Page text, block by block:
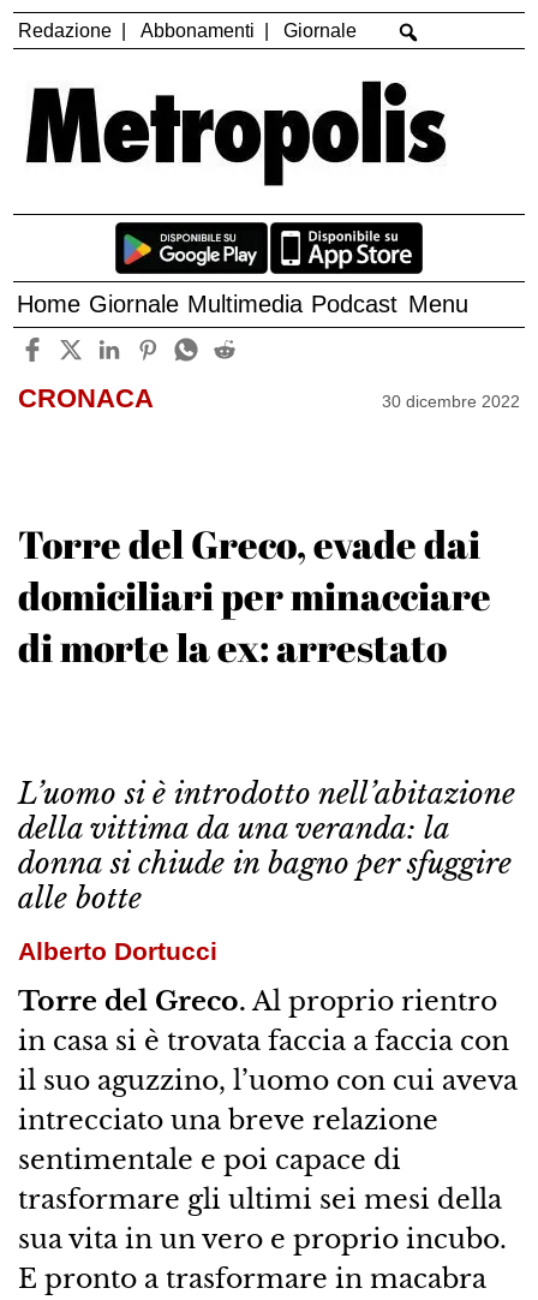
Redazione Abbonamenti Giornale
Home Giornale Multimedia Podcast Menu
CRONACA 30 dicembre 2022
Torre del Greco, evade dai
domiciliari per minacciare
di morte la ex: arrestato
L’uomo si è introdotto nell’abitazione
della vittima da una veranda: la
donna si chiude in bagno per sfuggire
alle botte
Alberto Dortucci
Torre del Greco.Al proprio rientro
in casa si è trovata faccia a faccia con
il suo aguzzino, l’uomo con cui aveva
intrecciato una breve relazione
sentimentale e poi capace di
trasformare gli ultimi sei mesi della
sua vita in un vero e proprio incubo.
E pronto a trasformare in macabra